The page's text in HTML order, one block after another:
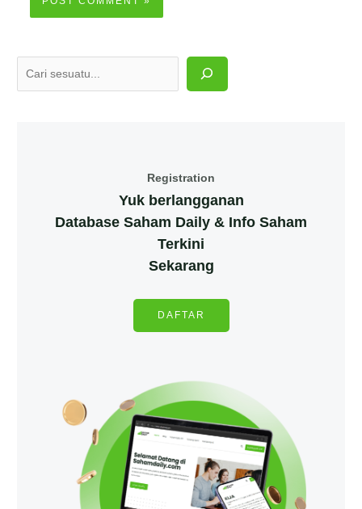
Registration
Yuk berlangganan
Database Saham Daily & Info Saham
Terkini
Sekarang
DAFTAR